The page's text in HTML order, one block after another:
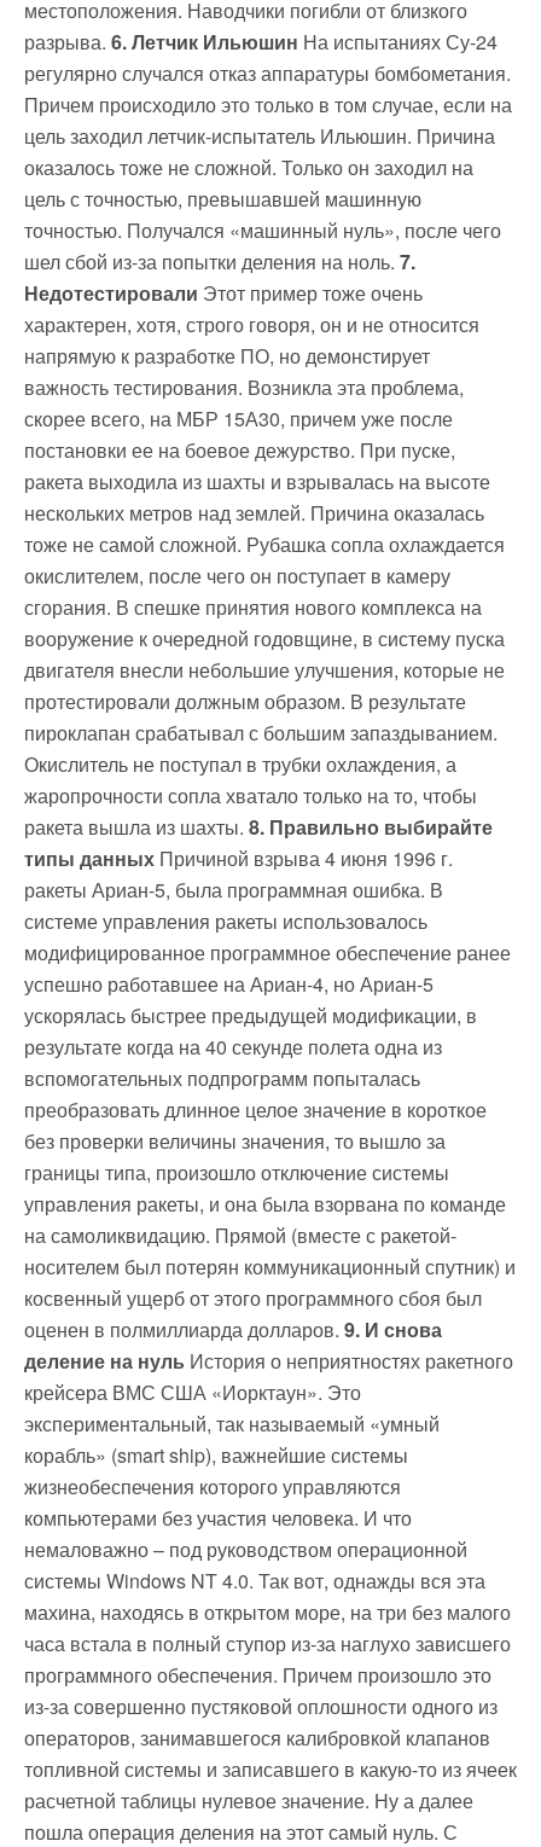
местоположения. Наводчики погибли от близкого
разрыва. 6. Летчик Ильюшин На испытаниях Су-24
регулярно случался отказ аппаратуры бомбометания.
Причем происходило это только в том случае, если на
цель заходил летчик-испытатель Ильюшин. Причина
оказалось тоже не сложной. Только он заходил на
цель с точностью, превышавшей машинную
точностью. Получался «машинный нуль», после чего
шел сбой из-за попытки деления на ноль. 7.
Недотестировали Этот пример тоже очень
характерен, хотя, строго говоря, он и не относится
напрямую к разработке ПО, но демонстирует
важность тестирования. Возникла эта проблема,
скорее всего, на МБР 15А30, причем уже после
постановки ее на боевое дежурство. При пуске,
ракета выходила из шахты и взрывалась на высоте
нескольких метров над землей. Причина оказалась
тоже не самой сложной. Рубашка сопла охлаждается
окислителем, после чего он поступает в камеру
сгорания. В спешке принятия нового комплекса на
вооружение к очередной годовщине, в систему пуска
двигателя внесли небольшие улучшения, которые не
протестировали должным образом. В результате
пироклапан срабатывал с большим запаздыванием.
Окислитель не поступал в трубки охлаждения, а
жаропрочности сопла хватало только на то, чтобы
ракета вышла из шахты. 8. Правильно выбирайте
типы данных Причиной взрыва 4 июня 1996 г.
ракеты Ариан-5, была программная ошибка. В
системе управления ракеты использовалось
модифицированное программное обеспечение ранее
успешно работавшее на Ариан-4, но Ариан-5
ускорялась быстрее предыдущей модификации, в
результате когда на 40 секунде полета одна из
вспомогательных подпрограмм попыталась
преобразовать длинное целое значение в короткое
без проверки величины значения, то вышло за
границы типа, произошло отключение системы
управления ракеты, и она была взорвана по команде
на самоликвидацию. Прямой (вместе с ракетой-
носителем был потерян коммуникационный спутник) и
косвенный ущерб от этого программного сбоя был
оценен в полмиллиарда долларов. 9. И снова
деление на нуль История о неприятностях ракетного
крейсера ВМС США «Иорктаун». Это
экспериментальный, так называемый «умный
корабль» (smart ship), важнейшие системы
жизнеобеспечения которого управляются
компьютерами без участия человека. И что
немаловажно – под руководством операционной
системы Windows NT 4.0. Так вот, однажды вся эта
махина, находясь в открытом море, на три без малого
часа встала в полный ступор из-за наглухо зависшего
программного обеспечения. Причем произошло это
из-за совершенно пустяковой оплошности одного из
операторов, занимавшегося калибровкой клапанов
топливной системы и записавшего в какую-то из ячеек
расчетной таблицы нулевое значение. Ну а далее
пошла операция деления на этот самый нуль. С